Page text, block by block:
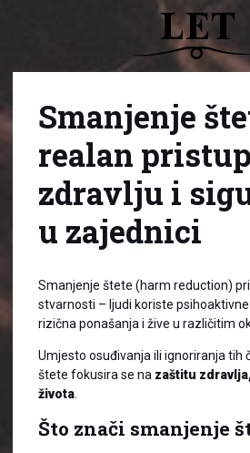
Smanjenje
realan pristup
zdravlju i
u zajednici
Smanjenje štete (harm reduction)
stvarnosti – ljudi koriste
rizična ponašanja i žive u različitim
Umjesto osuđivanja ili ignoriranja tih
štete fokusira se na zaštitu
života
Što znači smanjenje